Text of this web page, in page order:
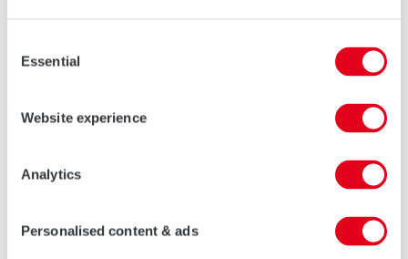
Selection
Essential
Website experience
Analytics
Personalised content & ads
Outros produtos : Janelas de
batente